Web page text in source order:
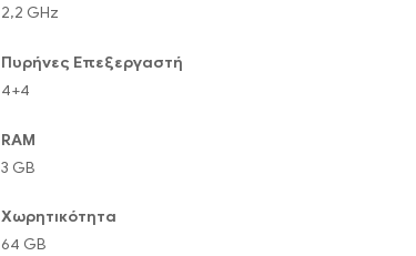
2,2 GHz
Πυρήνες Επεξεργαστή
4+4
RAM
3 GB
Χωρητικότητα
64 GB